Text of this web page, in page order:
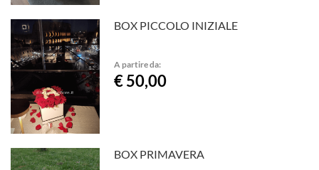
BOX PICCOLO INIZIALE
A partire da:
€ 50,00
BOX PRIMAVERA